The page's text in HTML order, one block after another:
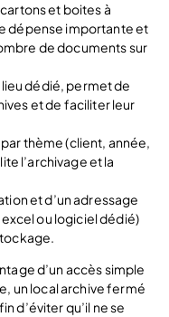
et boites à
dépense importante et
de documents sur
lieu dédié, permet de
et de faciliter leur
thème (client, année,
l’archivage et la
et d’un adressage
ou logiciel dédié)
d’un accès simple
un local archive fermé
d’éviter qu’il ne se